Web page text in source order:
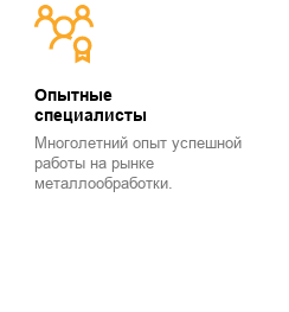
Опытные
специалисты
Многолетний опыт успешной
работы на рынке
металлообработки.